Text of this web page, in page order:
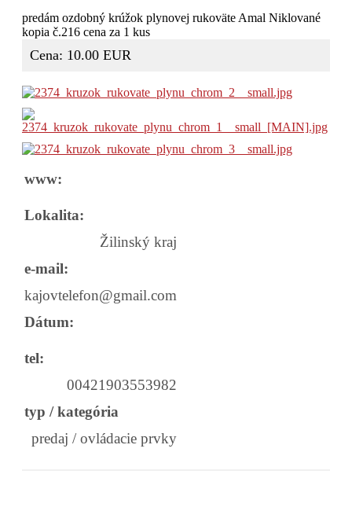
predám ozdobný krúžok plynovej rukoväte Amal Niklované
kopia č.216 cena za 1 kus
Cena: 10.00 EUR
www:
Lokalita:
Žilinský kraj
e-mail:
kajovtelefon@gmail.com
Dátum:
tel:
00421903553982
typ / kategória
predaj / ovládacie prvky